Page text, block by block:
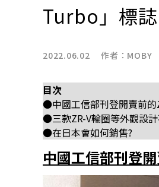
Turbo」標誌
2022.06.02 作者： MOBY
目次
●中國工信部刊登開賣前的
●三款ZR-V輪圈等外觀設
●在日本會如何銷售?
中國工信部刊登